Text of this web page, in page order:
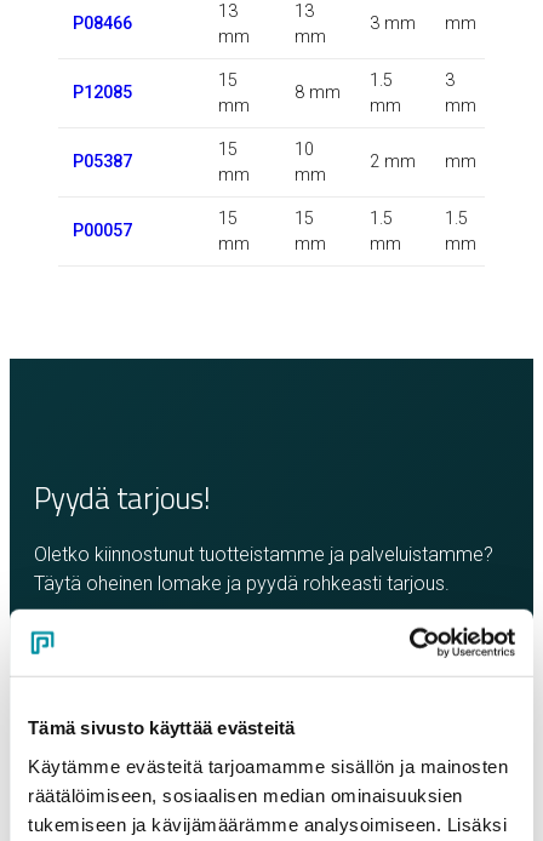
Tämä sivusto käyttää evästeitä
Käytämme evästeitä tarjoamamme sisällön ja mainosten
räätälöimiseen, sosiaalisen median ominaisuuksien
tukemiseen ja kävijämäärämme analysoimiseen. Lisäksi
P08466
13
mm
13
mm
3 mm mm
P12085
15
mm
8 mm
1.5
mm
3
mm
P05387
15
mm
10
mm
2 mm mm
P00057
15
mm
15
mm
1.5
mm
1.5
mm
Pyydä tarjous!
Oletko kiinnostunut tuotteistamme ja palveluistamme?
Täytä oheinen lomake ja pyydä rohkeasti tarjous.
Olemme sinuun yhteydessä mahdollisimman pian!
Yritys*
Yhteyshenkilö*